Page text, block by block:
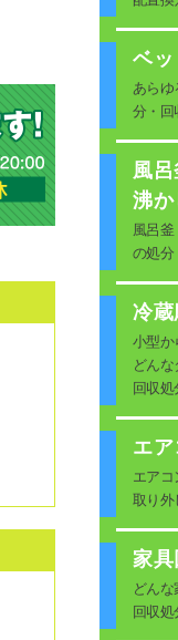
ベ
あらゆ
分・回
風
沸
風呂釜
の処分
冷
小型か
どんな
回収処
エ
エア
取り外
家
どんな
回収処